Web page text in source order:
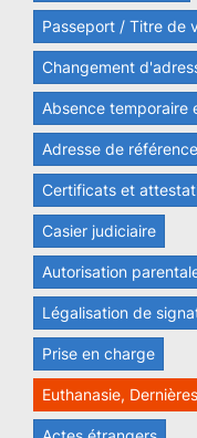
Passeport / Titre de
Changement
Absence temporaire
Adresse de référence
Certificats et
Casier judiciaire
Autorisation
Légalisation de
Prise en charge
Euthanasie,